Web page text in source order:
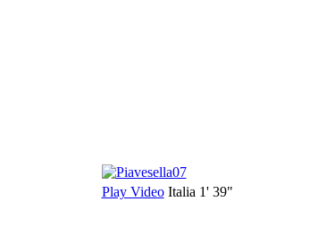
Play Video Italia 1' 39"